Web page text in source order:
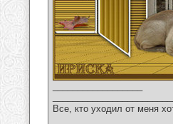
Все, кто уходил от меня